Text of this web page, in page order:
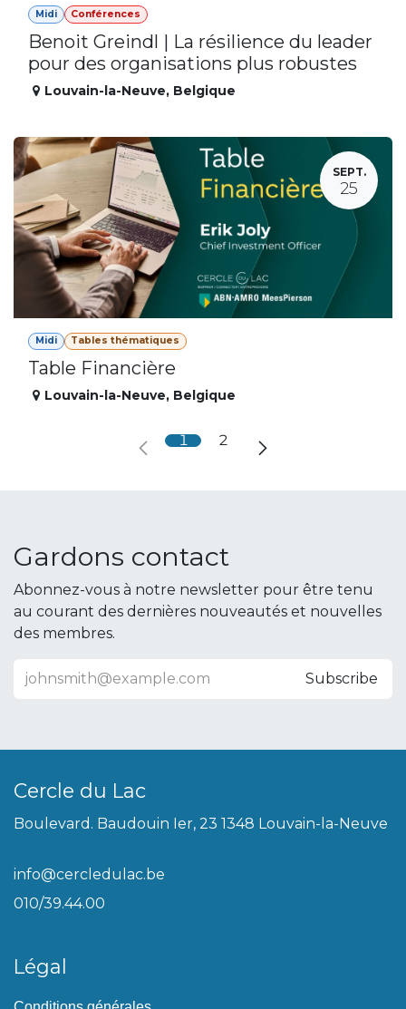
Midi Conférences
Benoit Greindl | La résilience du leader
pour des organisations plus robustes
Louvain-la-Neuve, Belgique
SEPT.
25
Midi Tables thématiques
Table Financière
Louvain-la-Neuve, Belgique
1 2
Gardons contact
Abonnez-vous à notre newsletter pour être tenu
au courant des dernières nouveautés et nouvelles
des membres.
Subscribe
Cercle du Lac
Boulevard. Baudouin Ier, 23 1348 Louvain-la-Neuve
info@cercledulac.be
010/39.44.00
Légal